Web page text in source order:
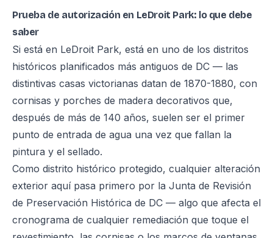
Prueba de autorización en LeDroit Park: lo que debe
saber
Si está en LeDroit Park, está en uno de los distritos
históricos planificados más antiguos de DC — las
distintivas casas victorianas datan de 1870-1880, con
cornisas y porches de madera decorativos que,
después de más de 140 años, suelen ser el primer
punto de entrada de agua una vez que fallan la
pintura y el sellado.
Como distrito histórico protegido, cualquier alteración
exterior aquí pasa primero por la Junta de Revisión
de Preservación Histórica de DC — algo que afecta el
cronograma de cualquier remediación que toque el